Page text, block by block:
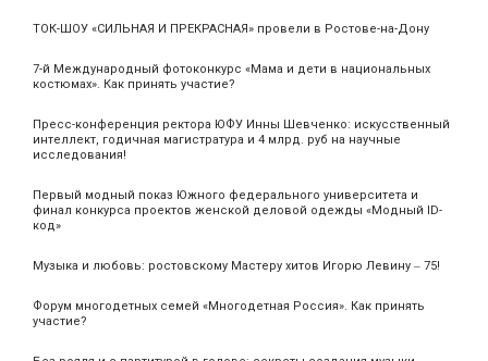
ТОК-ШОУ «СИЛЬНАЯ И ПРЕКРАСНАЯ» провели в Ростове-на-Дону
7-й Международный фотоконкурс «Мама и дети в национальных
костюмах». Как принять участие?
Пресс-конференция ректора ЮФУ Инны Шевченко: искусственный
интеллект, годичная магистратура и 4 млрд. руб на научные
исследования!
Первый модный показ Южного федерального университета и
финал конкурса проектов женской деловой одежды «Модный ID-
код»
Музыка и любовь: ростовскому Мастеру хитов Игорю Левину ‒ 75!
Форум многодетных семей «Многодетная Россия». Как принять
участие?